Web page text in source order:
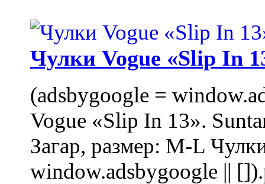
Чулки Vogue «Slip In
(adsbygoogle =
Vogue «Slip In 13».
Загар, размер: M-L
window.adsbygoogle ||